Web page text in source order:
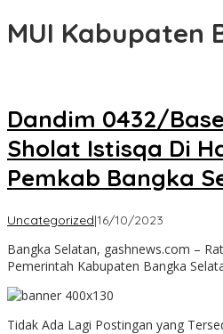
MUI Kabupaten
Dandim 0432/
Sholat Istisqa Di
Pemkab Bangka
Uncategorized|16/10/2023
Bangka Selatan, gashnews.com –
Pemerintah Kabupaten Bangka
Tidak Ada Lagi Postingan yang